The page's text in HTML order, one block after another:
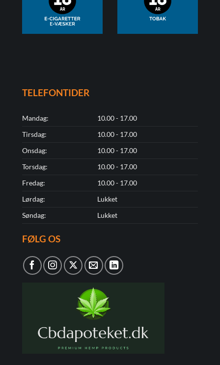
TELEFONTIDER
Mandag:
10.00 - 17.00
Tirsdag:
10.00 - 17.00
Onsdag:
10.00 - 17.00
Torsdag:
10.00 - 17.00
Fredag:
10.00 - 17.00
Lørdag:
Lukket
Søndag:
Lukket
FØLG OS